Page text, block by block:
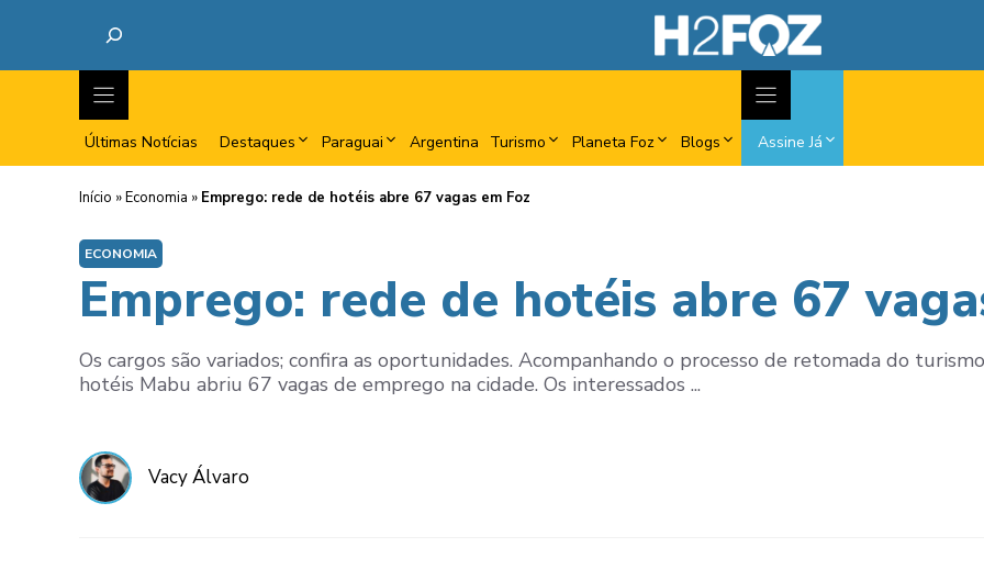
Últimas Notícias Destaques Paraguai Argentina Turismo Planeta Foz Blogs Assine Já
Início »Economia » Emprego: rede de hotéis abre 67 vagas em Foz
ECONOMIA
Emprego: rede de hotéis abre 67
Os cargos são variados; confira as oportunidades. Acompanhando o processo de retomada do
hotéis Mabu abriu 67 vagas de emprego na cidade. Os interessados ...
Vacy Álvaro